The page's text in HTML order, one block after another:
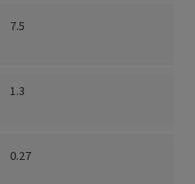
7.5
1.3
0.27